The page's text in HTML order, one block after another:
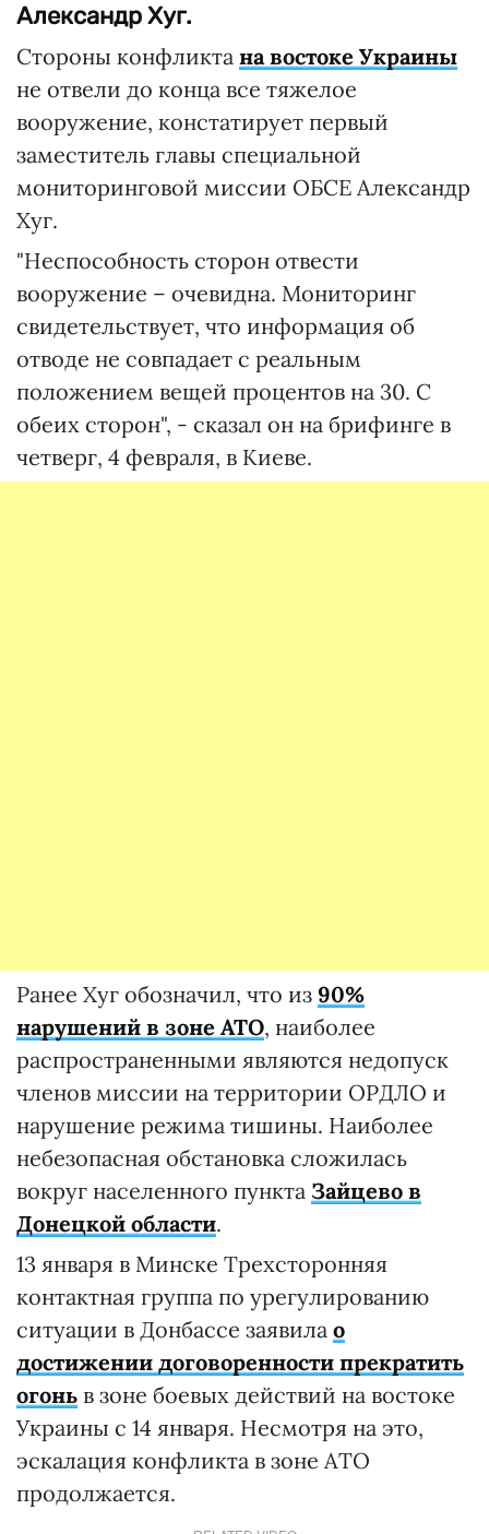
Александр Хуг.
Стороны конфликта на востоке Украины
не отвели до конца все тяжелое
вооружение, констатирует первый
заместитель главы специальной
мониторинговой миссии ОБСЕ Александр
Хуг.
"Неспособность сторон отвести
вооружение – очевидна. Мониторинг
свидетельствует, что информация об
отводе не совпадает с реальным
положением вещей процентов на 30. С
обеих сторон", - сказал он на брифинге в
четверг, 4 февраля, в Киеве.
Ранее Хуг обозначил, что из 90%
нарушений в зоне АТО, наиболее
распространенными являются недопуск
членов миссии на территории ОРДЛО и
нарушение режима тишины. Наиболее
небезопасная обстановка сложилась
вокруг населенного пункта Зайцево в
Донецкой области.
13 января в Минске Трехсторонняя
контактная группа по урегулированию
ситуации в Донбассе заявила о
достижении договоренности прекратить
огонь в зоне боевых действий на востоке
Украины с 14 января. Несмотря на это,
эскалация конфликта в зоне АТО
продолжается.